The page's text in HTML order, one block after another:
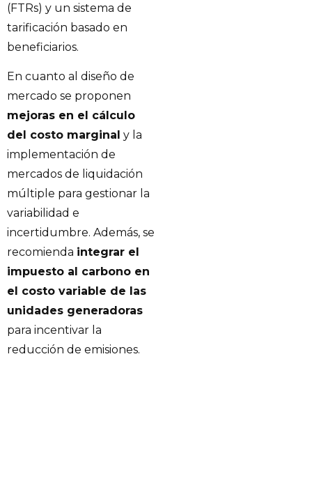
(FTRs) y un sistema de
tarificación basado en
beneficiarios.
En cuanto al diseño de
mercado se proponen
mejoras en el cálculo
del costo marginal y la
implementación de
mercados de liquidación
múltiple para gestionar la
variabilidad e
incertidumbre. Además, se
recomienda integrar el
impuesto al carbono en
el costo variable de las
unidades generadoras
para incentivar la
reducción de emisiones.